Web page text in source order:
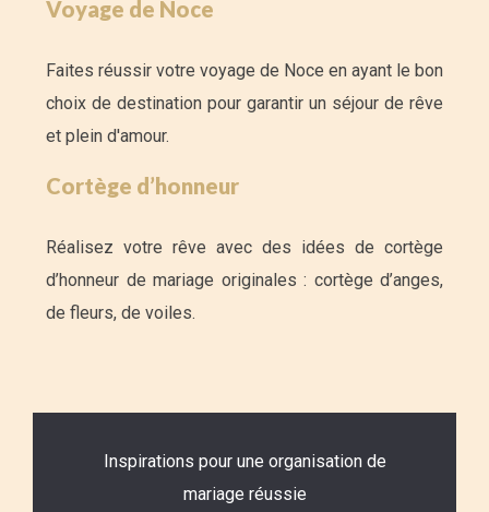
Voyage de Noce
Faites réussir votre voyage de Noce en ayant le bon
choix de destination pour garantir un séjour de rêve
et plein d'amour.
Cortège d’honneur
Réalisez votre rêve avec des idées de cortège
d’honneur de mariage originales : cortège d’anges,
de fleurs, de voiles.
Inspirations pour une organisation de
mariage réussie